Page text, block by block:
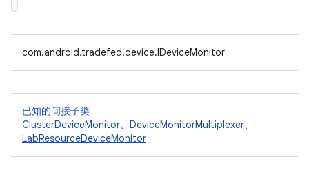
com.android.tradefed.device.IDeviceMonitor
已知的间接子类
ClusterDeviceMonitor、 DeviceMonitorMultiplexer、
LabResourceDeviceMonitor